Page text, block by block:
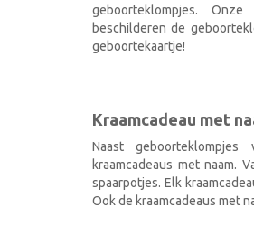
geboorteklompjes.
beschilderen de
geboortekaartje!
Kraamcadeau met
Naast
kraamcadeaus met naam.
spaarpotjes. Elk
Ook de kraamcadeaus met